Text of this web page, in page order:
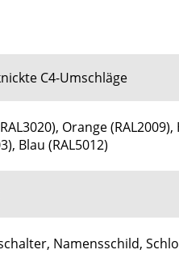
C4-Umschläge
Orange
Blau (RAL5012)
Namensschild,